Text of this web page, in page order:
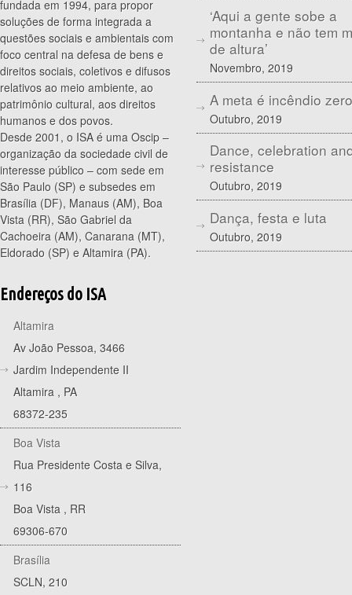
fundada em 1994, para propor
soluções de forma integrada a
questões sociais e ambientais com
foco central na defesa de bens e
direitos sociais, coletivos e difusos
relativos ao meio ambiente, ao
patrimônio cultural, aos direitos
humanos e dos povos.
Desde 2001, o ISA é uma Oscip –
organização da sociedade civil de
interesse público – com sede em
São Paulo (SP) e subsedes em
Brasília (DF), Manaus (AM), Boa
Vista (RR), São Gabriel da
Cachoeira (AM), Canarana (MT),
Eldorado (SP) e Altamira (PA).
Endereços do ISA
Altamira
Av João Pessoa, 3466
Jardim Independente II
Altamira , PA
68372-235
Boa Vista
Rua Presidente Costa e Silva,
116
Boa Vista , RR
69306-670
Brasília
SCLN, 210
‘Aqui a gente sobe a
montanha e não tem
de altura’
Novembro, 2019
A meta é incêndio zero
Outubro, 2019
Dance, celebration
resistance
Outubro, 2019
Dança, festa e luta
Outubro, 2019